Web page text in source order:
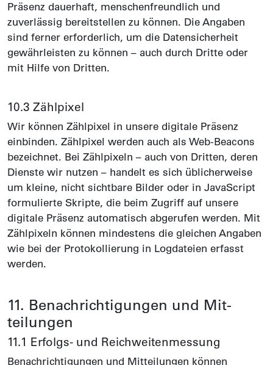
Präsenz dauerhaft, menschen­freundlich und
zuverlässig bereit­stellen zu können. Die Angaben
sind ferner erforderlich, um die Daten­sicher­heit
gewähr­leisten zu können – auch durch Dritte oder
mit Hilfe von Dritten.
10.3 Zählpixel
Wir können Zählpixel in unsere digitale Präsenz
einbinden. Zählpixel werden auch als Web-Beacons
bezeichnet. Bei Zählpixeln – auch von Dritten, deren
Dienste wir nutzen – handelt es sich üblicher­weise
um kleine, nicht sicht­bare Bilder oder in JavaScript
formulierte Skripte, die beim Zugriff auf unsere
digitale Präsenz automatisch abgerufen werden. Mit
Zähl­pixeln können mindestens die gleichen Angaben
wie bei der Protokollierung in Log­dateien erfasst
werden.
11. Benach­richti­gungen und Mit­
teilungen
11.1 Erfolgs- und Reichweiten­messung
Benachrichtigungen und Mitteilungen können